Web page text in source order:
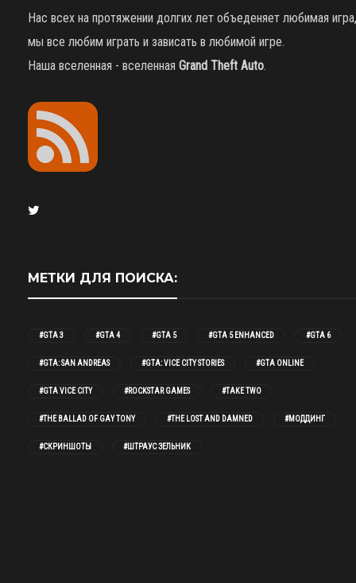
Нас всех на протяжении долгих лет объеденяет любимая игра,
мы все любим играть и зависать в любимой игре.
Наша вселенная - вселенная Grand Theft Auto.
МЕТКИ ДЛЯ ПОИСКА:
#GTA 3 #GTA 4 #GTA 5 #GTA 5 ENHANCED #GTA 6
#GTA: SAN ANDREAS #GTA: VICE CITY STORIES #GTA ONLINE
#GTA VICE CITY #ROCKSTAR GAMES #TAKE TWO
#THE BALLAD OF GAY TONY #THE LOST AND DAMNED #МОДДИНГ
#СКРИНШОТЫ #ШТРАУС ЗЕЛЬНИК